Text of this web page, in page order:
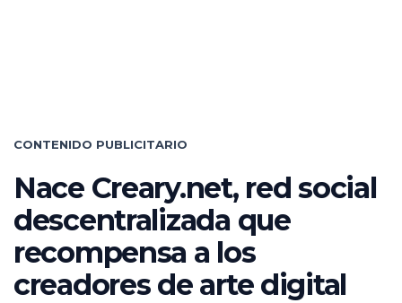
CONTENIDO PUBLICITARIO
Nace Creary.net, red social
descentralizada que
recompensa a los
creadores de arte digital